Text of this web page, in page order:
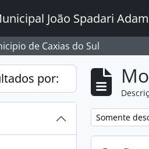
João Spadari
de Caxias do Sul
por:
Remover
Somente